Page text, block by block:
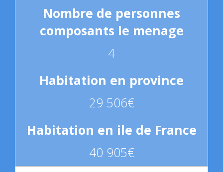
4
29 506€
40 905€